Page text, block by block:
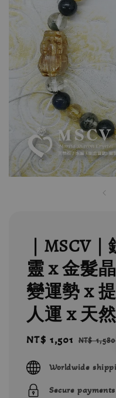
｜MSCV
靈 x 金髮
變運勢 x
人運 x 天
Sale
NT$ 1,501 Regular
NT$ 1,580
Worldwide
Secure payments